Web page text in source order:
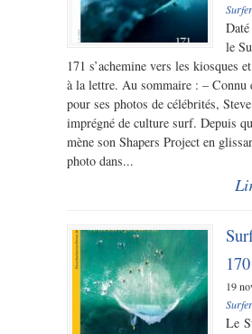
le
171 s’achemine vers les kiosques
à la lettre. Au sommaire : – Connu
pour ses photos de célébrités,
imprégné de culture surf. Depuis
mène son Shapers Project en
photo dans...
19
Le